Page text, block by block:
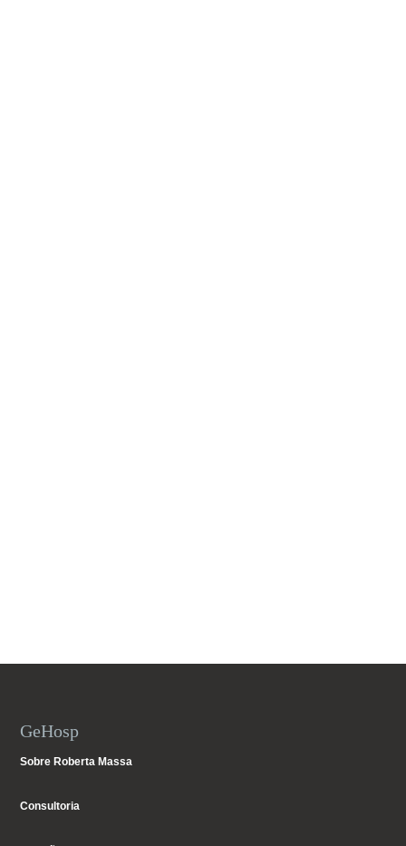
GeHosp
Sobre Roberta Massa
Consultoria